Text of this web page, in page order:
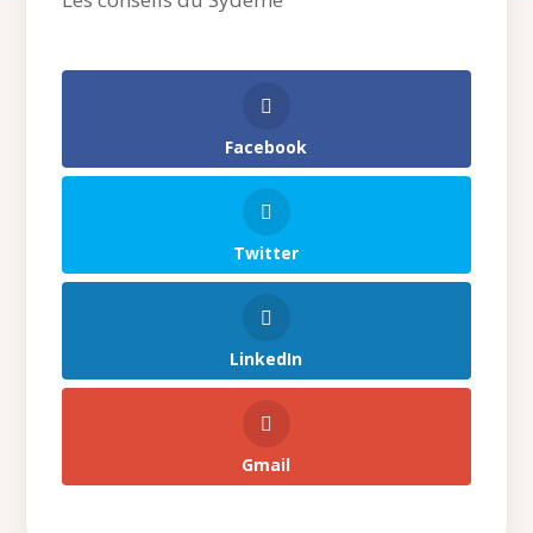
Facebook
Twitter
LinkedIn
Gmail